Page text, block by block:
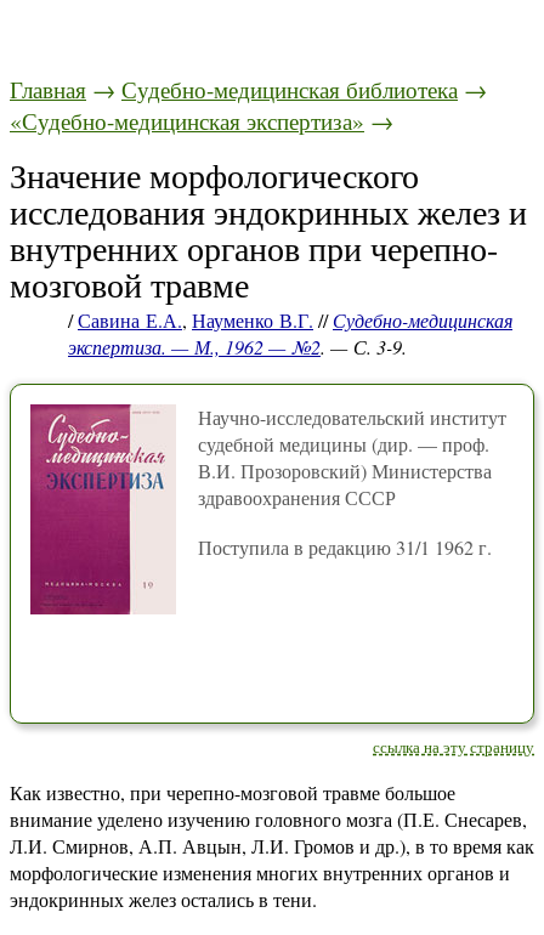
Главная → Судебно-медицинская библиотека →
«Судебно-медицинская экспертиза» →
Значение морфологического
исследования эндокринных желез и
внутренних органов при черепно-
мозговой травме
/Савина Е.А., Науменко В.Г. //Судебно-медицинская
экспертиза. — М., 1962 — №2. — С. 3-9.
Научно-исследовательский институт
судебной медицины (дир. — проф.
В.И. Прозоровский) Министерства
здравоохранения СССР
Поступила в редакцию 31/1 1962 г.
ссылка на эту страницу
Как известно, при черепно-мозговой травме большое
внимание уделено изучению головного мозга (П.Е. Снесарев,
Л.И. Смирнов, А.П. Авцын, Л.И. Громов и др.), в то время как
морфологические изменения многих внутренних органов и
эндокринных желез остались в тени.